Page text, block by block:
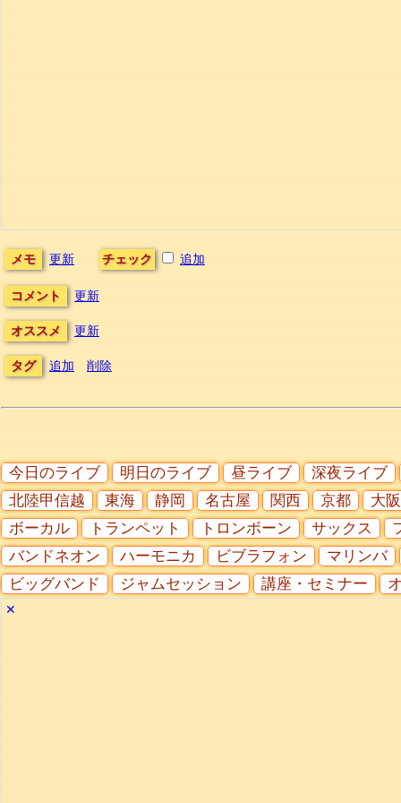
メモ 更新 チェック 追加
コメント 更新
オススメ 更新
タグ 追加 削除
今日のライブ 明日のライブ 昼ライブ
深夜ライブ
北陸甲信越
東海 静岡 名古屋 関西 京都
大阪
ボーカル
トランペット トロンボーン サックス
バンドネオン
ハーモニカ ビブラフォン
マリンバ
ビッグバンド
ジャムセッション 講座・セミナー
✕